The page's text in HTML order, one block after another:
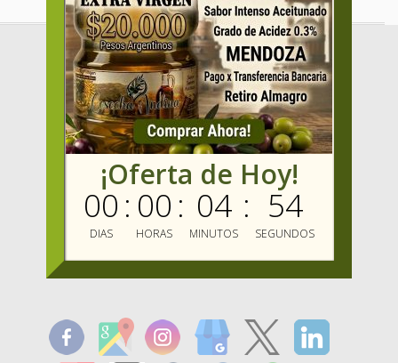
Dirección:
Gallo 510, Almagro, Ciudad Autónoma de Buenos
Aires, ARGENTINA.
Whatsapp:
+54 9 116 140 0770
info@mercadooliva.com
¡Oferta de Hoy!
00
DIAS
: 00
HORAS
: 04
MINUTOS
: 53
SEGUNDOS